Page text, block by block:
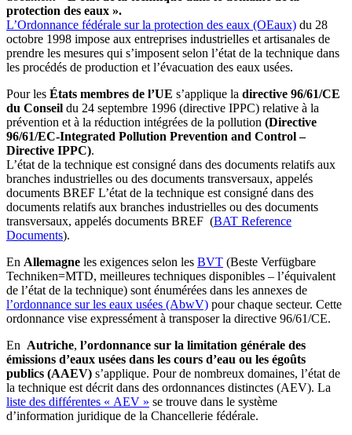
protection des eaux ».
L’Ordonnance fédérale sur la protection des eaux (OEaux) du 28
octobre 1998 impose aux entreprises industrielles et artisanales de
prendre les mesures qui s’imposent selon l’état de la technique dans
les procédés de production et l’évacuation des eaux usées.
Pour les États membres de l’UE s’applique la directive 96/61/CE
du Conseil du 24 septembre 1996 (directive IPPC) relative à la
prévention et à la réduction intégrées de la pollution (Directive
96/61/EC-Integrated Pollution Prevention and Control –
Directive IPPC).
L’état de la technique est consigné dans des documents relatifs aux
branches industrielles ou des documents transversaux, appelés
documents BREF L’état de la technique est consigné dans des
documents relatifs aux branches industrielles ou des documents
transversaux, appelés documents BREF (BAT Reference
Documents).
En Allemagne les exigences selon les BVT (Beste Verfügbare
Techniken=MTD, meilleures techniques disponibles – l’équivalent
de l’état de la technique) sont énumérées dans les annexes de
l’ordonnance sur les eaux usées (AbwV) pour chaque secteur. Cette
ordonnance vise expressément à transposer la directive 96/61/CE.
En Autriche, l’ordonnance sur la limitation générale des
émissions d’eaux usées dans les cours d’eau ou les égoûts
publics (AAEV) s’applique. Pour de nombreux domaines, l’état de
la technique est décrit dans des ordonnances distinctes (AEV). La
liste des différentes « AEV » se trouve dans le système
d’information juridique de la Chancellerie fédérale.